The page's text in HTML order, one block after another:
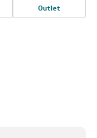
Outlet